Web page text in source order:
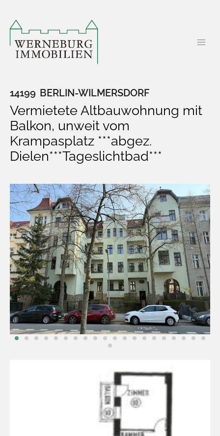
Inhalt
springen
14199 BERLIN-WILMERSDORF
Vermietete Altbauwohnung mit
Balkon, unweit vom
Krampasplatz ***abgez.
Dielen***Tageslichtbad***